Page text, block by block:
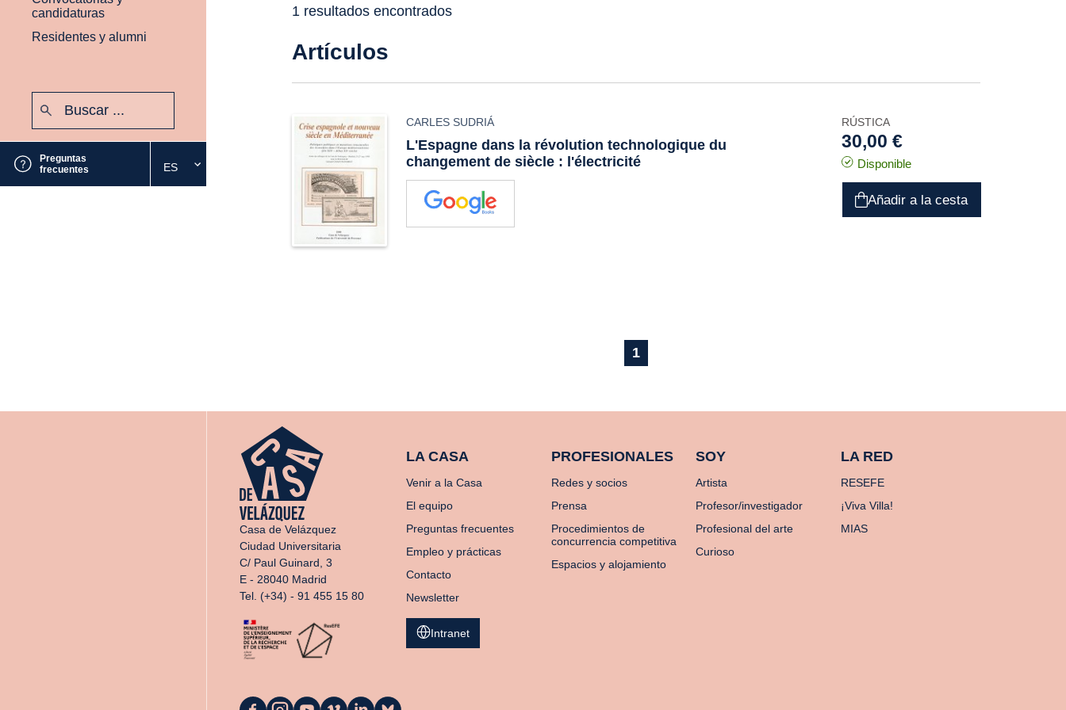
candidaturas
Residentes y alumni
Preguntas
frecuentes
Seleccione
el
ES
1 resultados encontrados
Artículos
CARLES SUDRIÁ
L'Espagne dans la révolution technologique du
changement de siècle : l'électricité
RÚSTICA
30,00 €
Disponible
Añadir a la cesta
1
Casa de Velázquez
Ciudad Universitaria
C/ Paul Guinard, 3
E - 28040 Madrid
Tel. (+34) - 91 455 15 80
LA CASA
Venir a la Casa
El equipo
Preguntas frecuentes
Empleo y prácticas
Contacto
Newsletter
PROFESIONALES
Redes y socios
Prensa
Procedimientos de
concurrencia competitiva
Espacios y alojamiento
SOY
Artista
Profesor/investigador
Profesional del arte
Curioso
LA RED
RESEFE
¡Viva Villa!
MIAS
Intranet